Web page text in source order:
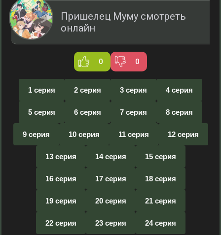
Пришелец Муму смотреть
онлайн
0 0
1 серия 2 серия 3 серия 4 серия
5 серия 6 серия 7 серия 8 серия
9 серия 10 серия 11 серия 12 серия
13 серия 14 серия 15 серия
16 серия 17 серия 18 серия
19 серия 20 серия 21 серия
22 серия 23 серия 24 серия